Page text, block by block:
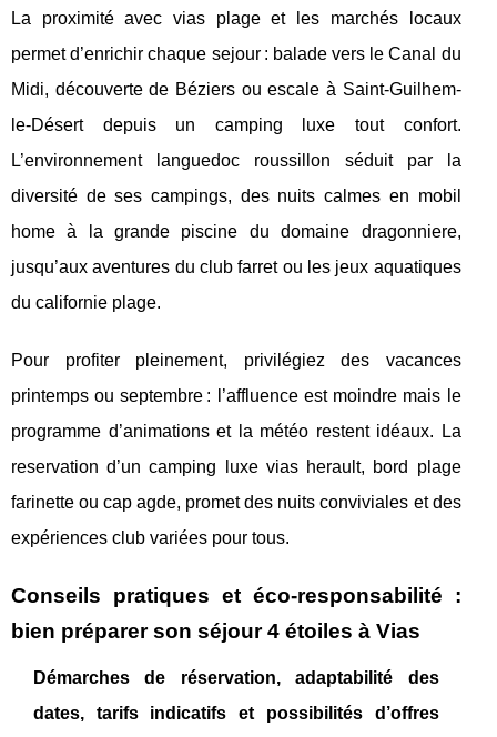
La proximité avec vias plage et les marchés locaux
permet d’enrichir chaque sejour : balade vers le Canal du
Midi, découverte de Béziers ou escale à Saint-Guilhem-
le-Désert depuis un camping luxe tout confort.
L’environnement languedoc roussillon séduit par la
diversité de ses campings, des nuits calmes en mobil
home à la grande piscine du domaine dragonniere,
jusqu’aux aventures du club farret ou les jeux aquatiques
du californie plage.
Pour profiter pleinement, privilégiez des vacances
printemps ou septembre : l’affluence est moindre mais le
programme d’animations et la météo restent idéaux. La
reservation d’un camping luxe vias herault, bord plage
farinette ou cap agde, promet des nuits conviviales et des
expériences club variées pour tous.
Conseils pratiques et éco-responsabilité :
bien préparer son séjour 4 étoiles à Vias
Démarches de réservation, adaptabilité des
dates, tarifs indicatifs et possibilités d’offres